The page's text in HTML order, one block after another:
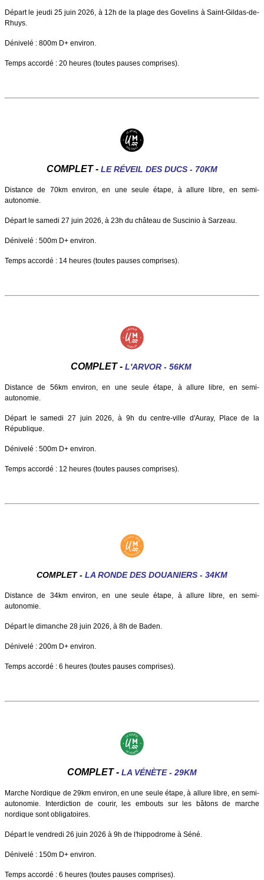
Départ le jeudi 25 juin 2026, à 12h de la plage des Govelins à Saint-Gildas-de-
Rhuys.
Dénivelé : 800m D+ environ.
Temps accordé : 20 heures (toutes pauses comprises).
COMPLET - LE RÉVEIL DES DUCS - 70KM
Distance de 70km environ, en une seule étape, à allure libre, en semi-
autonomie.
Départ le samedi 27 juin 2026, à 23h du château de Suscinio à Sarzeau.
Dénivelé : 500m D+ environ.
Temps accordé : 14 heures (toutes pauses comprises).
COMPLET - L'ARVOR - 56KM
Distance de 56km environ, en une seule étape, à allure libre, en semi-
autonomie.
Départ le samedi 27 juin 2026, à 9h du centre-ville d'Auray, Place de la
République.
Dénivelé : 500m D+ environ.
Temps accordé : 12 heures (toutes pauses comprises).
COMPLET - LA RONDE DES DOUANIERS - 34KM
Distance de 34km environ, en une seule étape, à allure libre, en semi-
autonomie.
Départ le dimanche 28 juin 2026, à 8h de Baden.
Dénivelé : 200m D+ environ.
Temps accordé : 6 heures (toutes pauses comprises).
COMPLET - LA VÉNÈTE - 29KM
Marche Nordique de 29km environ, en une seule étape, à allure libre, en semi-
autonomie. Interdiction de courir, les embouts sur les bâtons de marche
nordique sont obligatoires.
Départ le vendredi 26 juin 2026 à 9h de l'hippodrome à Séné.
Dénivelé : 150m D+ environ.
Temps accordé : 6 heures (toutes pauses comprises).